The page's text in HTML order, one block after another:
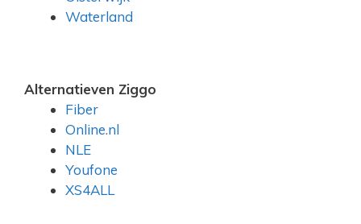
Waterland
Alternatieven Ziggo
Fiber
Online.nl
NLE
Youfone
XS4ALL